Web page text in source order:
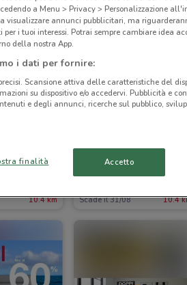
10.4 km
Conforama
Scade il 31/08 10.4
a Menu > Privacy > Personalizzazione
visualizzare annunci pubblicitari, ma
i tuoi interessi. Potrai sempre cambiare idea
della nostra App.
i dati per fornire:
Scansione attiva delle caratteristiche del
su dispositivo e/o accedervi. Pubblicità e
e degli annunci, ricerche sul pubblico,
finalità Accetto